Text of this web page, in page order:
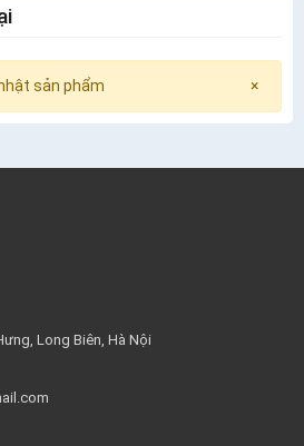
×
sản phẩm
Long Biên, Hà Nội